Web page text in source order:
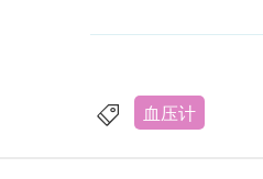
血压计